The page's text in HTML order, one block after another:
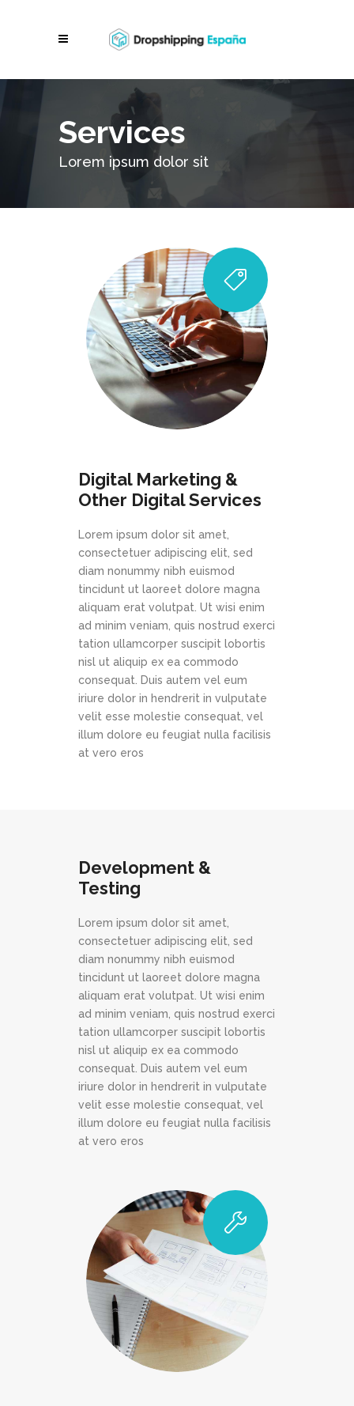
Services
Lorem ipsum dolor sit
Digital Marketing &
Other Digital Services
Lorem ipsum dolor sit amet,
consectetuer adipiscing elit, sed
diam nonummy nibh euismod
tincidunt ut laoreet dolore magna
aliquam erat volutpat. Ut wisi enim
ad minim veniam, quis nostrud exerci
tation ullamcorper suscipit lobortis
nisl ut aliquip ex ea commodo
consequat. Duis autem vel eum
iriure dolor in hendrerit in vulputate
velit esse molestie consequat, vel
illum dolore eu feugiat nulla facilisis
at vero eros
Development &
Testing
Lorem ipsum dolor sit amet,
consectetuer adipiscing elit, sed
diam nonummy nibh euismod
tincidunt ut laoreet dolore magna
aliquam erat volutpat. Ut wisi enim
ad minim veniam, quis nostrud exerci
tation ullamcorper suscipit lobortis
nisl ut aliquip ex ea commodo
consequat. Duis autem vel eum
iriure dolor in hendrerit in vulputate
velit esse molestie consequat, vel
illum dolore eu feugiat nulla facilisis
at vero eros